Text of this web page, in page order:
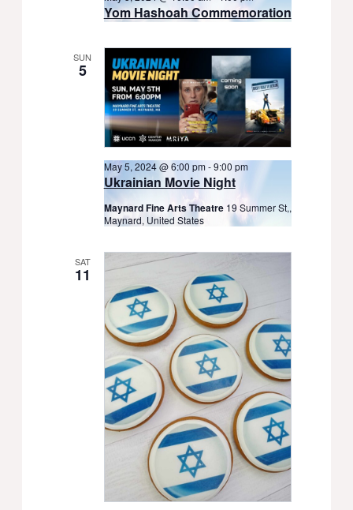
Yom Hashoah Commemoration
SUN
5
Ukrainian Movie Night
May 5, 2024 @ 6:00 pm-9:00 pm
Maynard Fine Arts Theatre 19 Summer St,,
Maynard, United States
SAT
11